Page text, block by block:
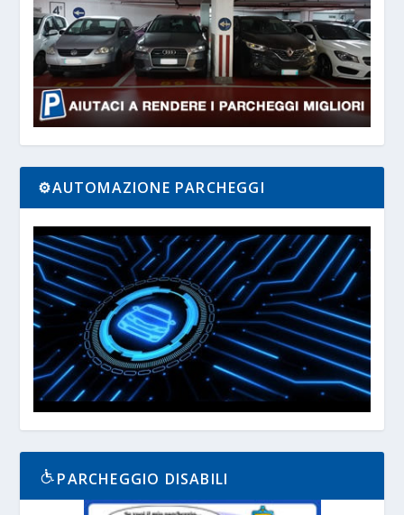
⚙️AUTOMAZIONE PARCHEGGI
PARCHEGGIO DISABILI